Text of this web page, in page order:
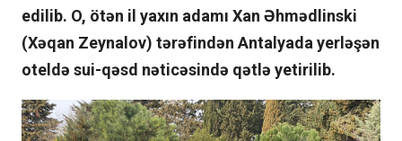
edilib. O, ötən il yaxın adamı Xan Əhmədlinski
(Xəqan Zeynalov) tərəfindən Antalyada yerləşən
oteldə sui-qəsd nəticəsində qətlə yetirilib.